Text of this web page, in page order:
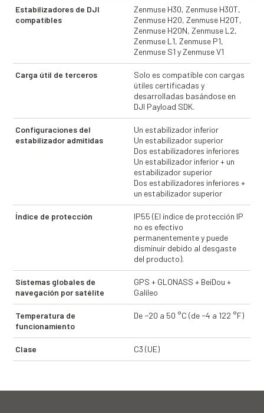
Estabilizadores de DJI
compatibles
Zenmuse H30, Zenmuse H30T,
Zenmuse H20, Zenmuse H20T,
Zenmuse H20N, Zenmuse L2,
Zenmuse L1, Zenmuse P1,
Zenmuse S1 y Zenmuse V1
Carga útil de terceros
Solo es compatible con cargas
útiles certificadas y
desarrolladas basándose en
DJI Payload SDK.
Configuraciones del
estabilizador admitidas
Un estabilizador inferior
Un estabilizador superior
Dos estabilizadores inferiores
Un estabilizador inferior + un
estabilizador superior
Dos estabilizadores inferiores +
un estabilizador superior
Índice de protección
IP55 (El índice de protección IP
no es efectivo
permanentemente y puede
disminuir debido al desgaste
del producto).
Sistemas globales de
navegación por satélite
GPS + GLONASS + BeiDou +
Galileo
Temperatura de
funcionamiento
De −20 a 50 °C (de −4 a 122 °F)
Clase C3 (UE)